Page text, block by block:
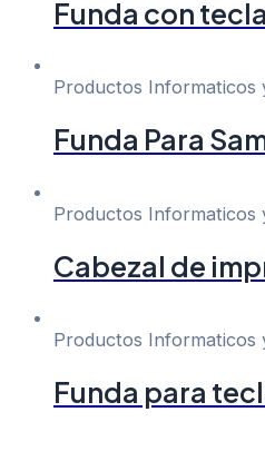
Funda con
Productos Informaticos
Funda Para
Productos Informaticos
Cabezal de
Productos Informaticos
Funda para